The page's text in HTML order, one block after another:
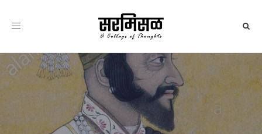
Toggle